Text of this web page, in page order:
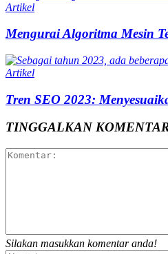
Artikel
Mengurai Algoritma Mesin
Artikel
Tren SEO 2023:
TINGGALKAN
Silakan masukkan komentar anda!